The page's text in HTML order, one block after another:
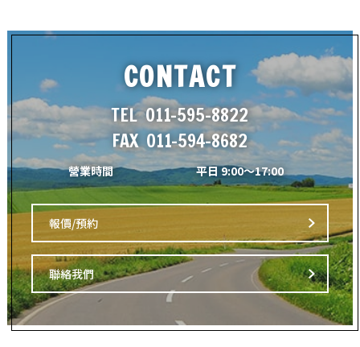
CONTACT
TEL 011-595-8822
FAX 011-594-8682
營業時間 平日 9:00～17:00
報價/預約
聯絡我們